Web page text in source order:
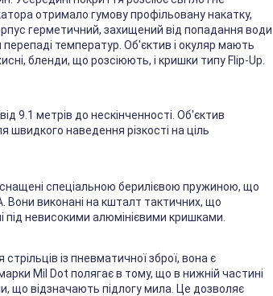
отримало гумову профільовану накатку,
герметичний, захищений від попадання води
температур. Об'єктив і окуляр мають
бленди, що розсіюють, і кришки типу Flip-Up.
9.1 метрів до нескінченності. Об'єктив
наведення різкості на ціль
спеціальною берилієвою пружиною, що
Вони виконані на кшталт тактичних, що
невисокими алюмінієвими кришками.
із пневматичної зброї, вона є
Mil Dot полягає в тому, що в нижній частині
що відзначають підлогу мила. Це дозволяє